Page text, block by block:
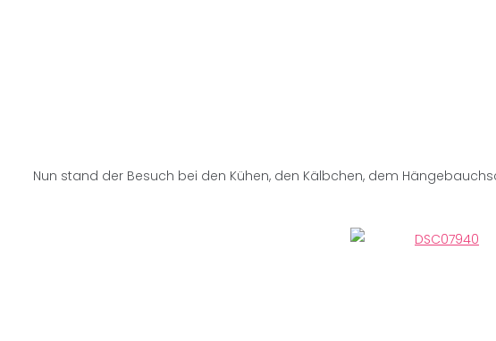
Nun stand der Besuch bei den Kühen, den Kälbchen, dem